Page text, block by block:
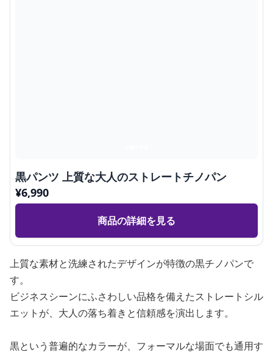
黒パンツ 上質な大人のストレートチノパン
¥6,990
商品の詳細を見る
上質な素材と洗練されたデザインが特徴の黒チノパンで
す。
ビジネスシーンにふさわしい品格を備えたストレートシル
エットが、大人の落ち着きと信頼感を演出します。
黒という普遍的なカラーが、フォーマルな場面でも通用す